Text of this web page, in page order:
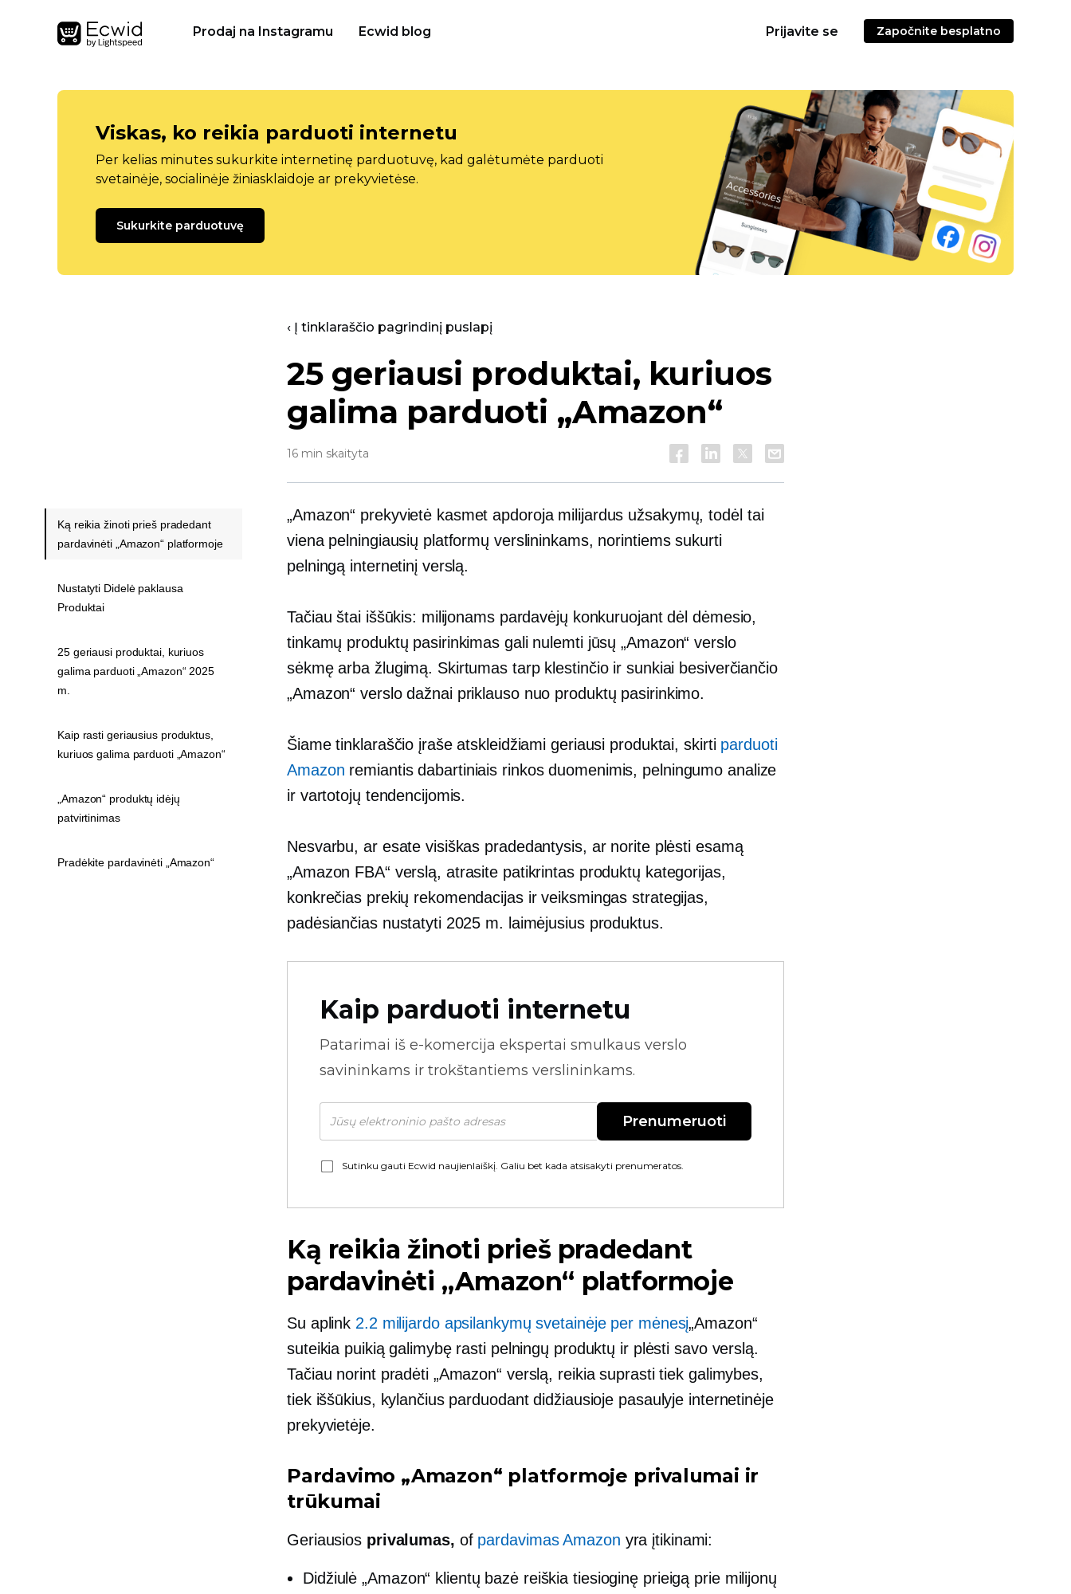
Prodaj na Instagramu Ecwid blog Prijavite se Započnite besplatno
Viskas, ko reikia parduoti internetu
Per kelias minutes sukurkite internetinę parduotuvę, kad galėtumėte parduoti
svetainėje, socialinėje žiniasklaidoje ar prekyvietėse.
Sukurkite parduotuvę
‹ Į tinklaraščio pagrindinį puslapį
25 geriausi produktai, kuriuos
galima parduoti „Amazon“
16 min skaityta
„Amazon“ prekyvietė kasmet apdoroja milijardus užsakymų, todėl tai
viena pelningiausių platformų verslininkams, norintiems sukurti
pelningą internetinį verslą.
Tačiau štai iššūkis: milijonams pardavėjų konkuruojant dėl ​​dėmesio,
tinkamų produktų pasirinkimas gali nulemti jūsų „Amazon“ verslo
sėkmę arba žlugimą. Skirtumas tarp klestinčio ir sunkiai besiverčiančio
„Amazon“ verslo dažnai priklauso nuo produktų pasirinkimo.
Šiame tinklaraščio įraše atskleidžiami geriausi produktai, skirti parduoti
Amazon remiantis dabartiniais rinkos duomenimis, pelningumo analize
ir vartotojų tendencijomis.
Nesvarbu, ar esate visiškas pradedantysis, ar norite plėsti esamą
„Amazon FBA“ verslą, atrasite patikrintas produktų kategorijas,
konkrečias prekių rekomendacijas ir veiksmingas strategijas,
padėsiančias nustatyti 2025 m. laimėjusius produktus.
Kaip parduoti internetu
Patarimai iš e-komercija ekspertai smulkaus verslo
savininkams ir trokštantiems verslininkams.
Prenumeruoti
Sutinku gauti Ecwid naujienlaiškį. Galiu bet kada atsisakyti prenumeratos.
Ką reikia žinoti prieš pradedant
pardavinėti „Amazon“ platformoje
Su aplink 2.2 milijardo apsilankymų svetainėje per mėnesį„Amazon“
suteikia puikią galimybę rasti pelningų produktų ir plėsti savo verslą.
Tačiau norint pradėti „Amazon“ verslą, reikia suprasti tiek galimybes,
tiek iššūkius, kylančius parduodant didžiausioje pasaulyje internetinėje
prekyvietėje.
Pardavimo „Amazon“ platformoje privalumai ir
trūkumai
Geriausios privalumas, of pardavimas Amazon yra įtikinami:
Didžiulė „Amazon“ klientų bazė reiškia tiesioginę prieigą prie milijonų
Ką reikia žinoti prieš pradedant
pardavinėti „Amazon“ platformoje
Nustatyti Didelė paklausa
Produktai
25 geriausi produktai, kuriuos
galima parduoti „Amazon“ 2025
m.
Kaip rasti geriausius produktus,
kuriuos galima parduoti „Amazon“
„Amazon“ produktų idėjų
patvirtinimas
Pradėkite pardavinėti „Amazon“